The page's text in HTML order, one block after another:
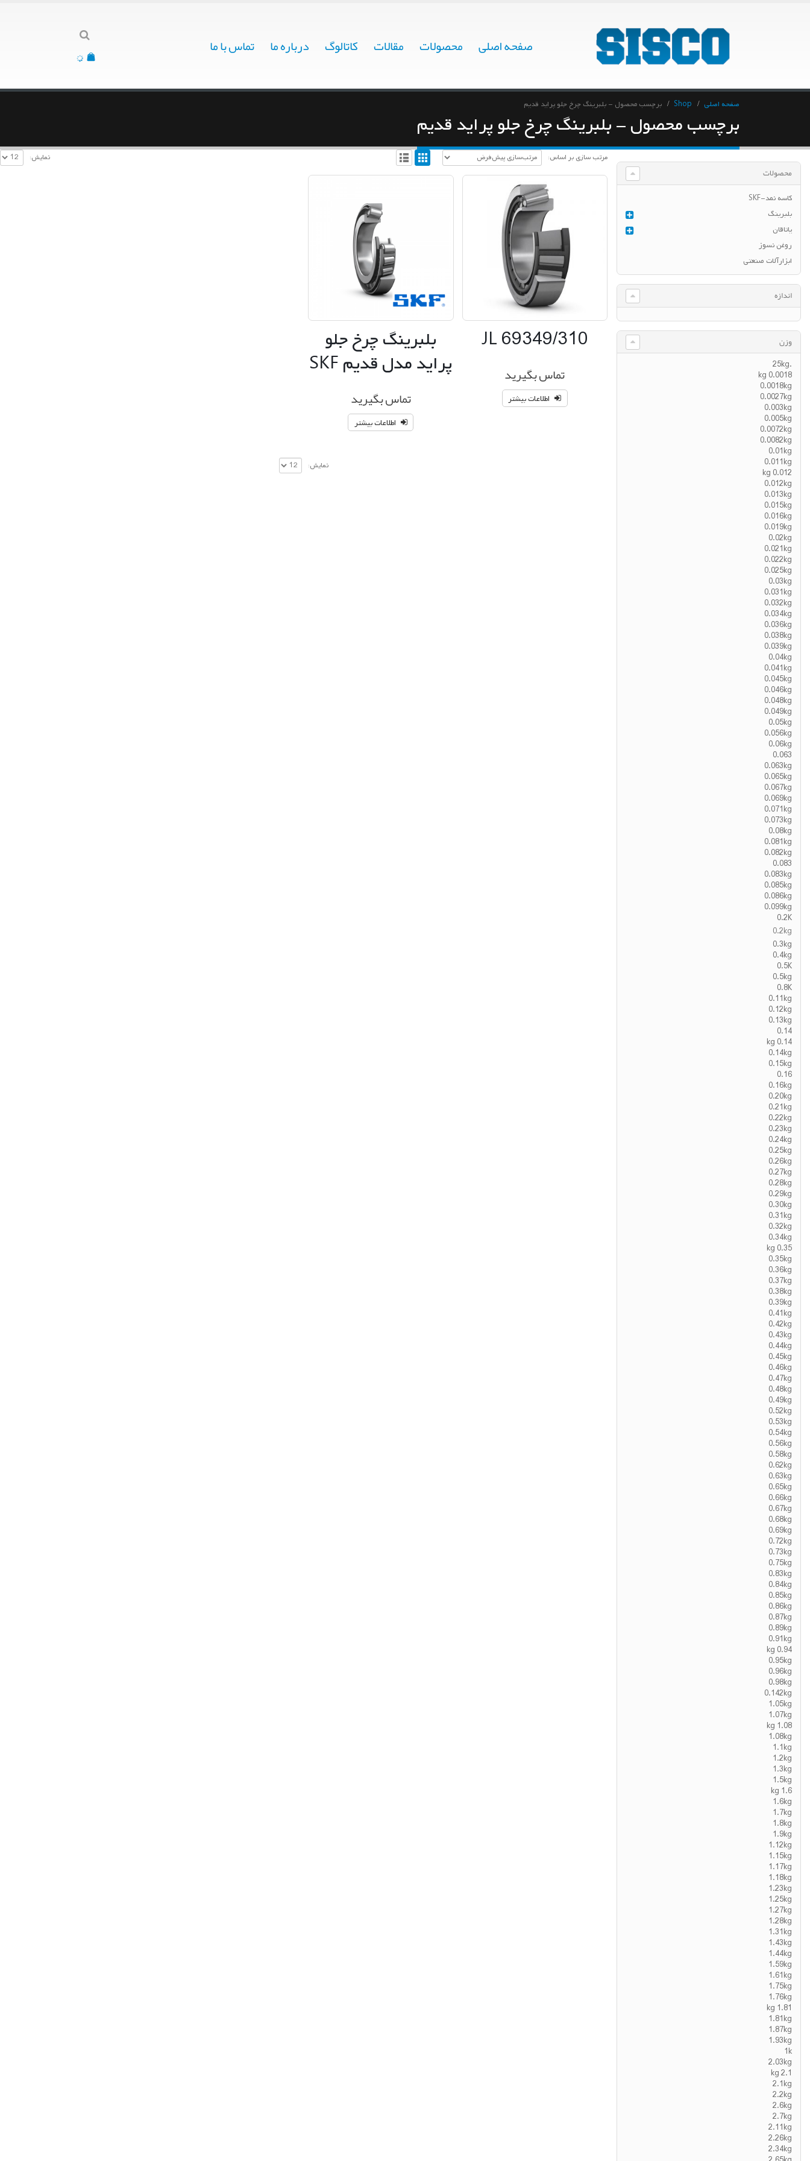
صفحه اصلی محصولات مقالات کاتالوگ درباره ما تماس با ما
صفحه اصلی Shop برچسب محصول - بلبرینگ چرخ جلو پراید قدیم
برچسب محصول - بلبرینگ چرخ جلو پراید قدیم
مرتب سازی بر اساس: نمایش:
JL 69349/310
تماس بگیرید
اطلاعات بیشتر
بلبرینگ چرخ جلو
پراید مدل قدیم SKF
تماس بگیرید
اطلاعات بیشتر
نمایش:
محصولات
کاسه نمد-SKF
بلبرینگ
یاتاقان
روغن نسوز
ابزارآلات صنعتی
اندازه
وزن
.25kg
0.0018 kg
0.0018kg
0.0027kg
0.003kg
0.005kg
0.0072kg
0.0082kg
0.01kg
0.011kg
0.012 kg
0.012kg
0.013kg
0.015kg
0.016kg
0.019kg
0.02kg
0.021kg
0.022kg
0.025kg
0.03kg
0.031kg
0.032kg
0.034kg
0.036kg
0.038kg
0.039kg
0.04kg
0.041kg
0.045kg
0.046kg
0.048kg
0.049kg
0.05kg
0.056kg
0.06kg
0.063
0.063kg
0.065kg
0.067kg
0.069kg
0.071kg
0.073kg
0.08kg
0.081kg
0.082kg
0.083
0.083kg
0.085kg
0.086kg
0.099kg
0.2K
0.2kg
0.3kg
0.4kg
0.5K
0.5kg
0.8K
0.11kg
0.12kg
0.13kg
0.14
0.14 kg
0.14kg
0.15kg
0.16
0.16kg
0.20kg
0.21kg
0.22kg
0.23kg
0.24kg
0.25kg
0.26kg
0.27kg
0.28kg
0.29kg
0.30kg
0.31kg
0.32kg
0.34kg
0.35 kg
0.35kg
0.36kg
0.37kg
0.38kg
0.39kg
0.41kg
0.42kg
0.43kg
0.44kg
0.45kg
0.46kg
0.47kg
0.48kg
0.49kg
0.52kg
0.53kg
0.54kg
0.56kg
0.58kg
0.62kg
0.63kg
0.65kg
0.66kg
0.67kg
0.68kg
0.69kg
0.72kg
0.73kg
0.75kg
0.83kg
0.84kg
0.85kg
0.86kg
0.87kg
0.89kg
0.91kg
0.94 kg
0.95kg
0.96kg
0.98kg
0.142kg
1.05kg
1.07kg
1.08 kg
1.08kg
1.1kg
1.2kg
1.3kg
1.5kg
1.6 kg
1.6kg
1.7kg
1.8kg
1.9kg
1.12kg
1.15kg
1.17kg
1.18kg
1.23kg
1.25kg
1.27kg
1.28kg
1.31kg
1.43kg
1.44kg
1.59kg
1.61kg
1.75kg
1.76kg
1.81 kg
1.81kg
1.87kg
1.93kg
1k
2.03kg
2.1 kg
2.1kg
2.2kg
2.6kg
2.7kg
2.11kg
2.26kg
2.34kg